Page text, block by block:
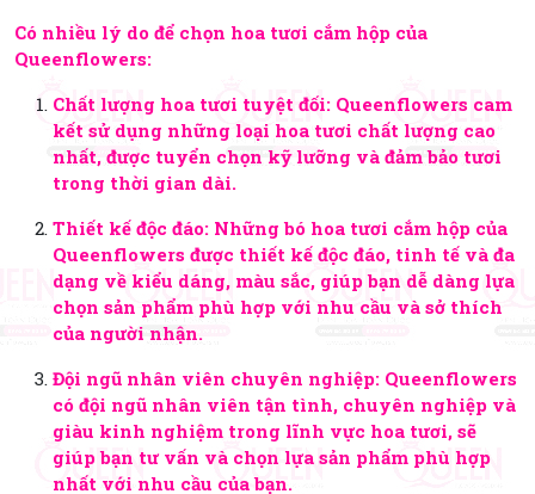
Có nhiều lý do để chọn hoa tươi cắm hộp của
Queenflowers:
Chất lượng hoa tươi tuyệt đối: Queenflowers cam
kết sử dụng những loại hoa tươi chất lượng cao
nhất, được tuyển chọn kỹ lưỡng và đảm bảo tươi
trong thời gian dài.
Thiết kế độc đáo: Những bó hoa tươi cắm hộp của
Queenflowers được thiết kế độc đáo, tinh tế và đa
dạng về kiểu dáng, màu sắc, giúp bạn dễ dàng lựa
chọn sản phẩm phù hợp với nhu cầu và sở thích
của người nhận.
Đội ngũ nhân viên chuyên nghiệp: Queenflowers
có đội ngũ nhân viên tận tình, chuyên nghiệp và
giàu kinh nghiệm trong lĩnh vực hoa tươi, sẽ
giúp bạn tư vấn và chọn lựa sản phẩm phù hợp
nhất với nhu cầu của bạn.